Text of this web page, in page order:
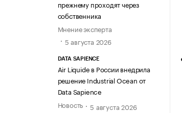
прежнему проходят через
собственника
Мнение эксперта
5 августа 2026
DATA SAPIENCE
Air Liquide в России внедрила
решение Industrial Ocean от
Data Sapience
Новость
5 августа 2026